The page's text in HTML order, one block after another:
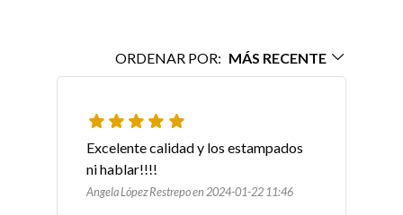
ORDENAR POR: MÁS RECENTE
Excelente calidad y los estampados
Angela López Restrepo en 2024-01-22 11:46